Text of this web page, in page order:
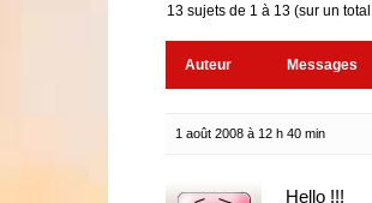
13 sujets de 1 à 13 (sur un
Auteur Messages
1 août 2008 à 12 h 40 min
Hello !!!